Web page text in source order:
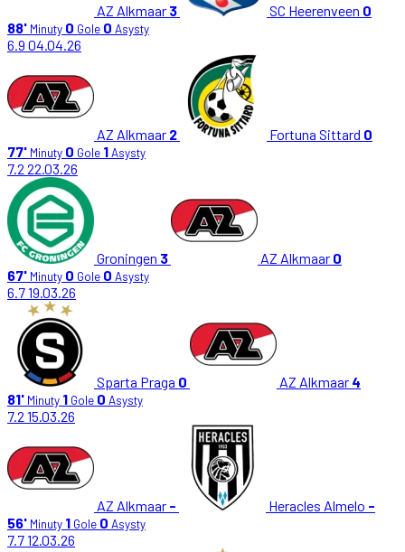
AZ Alkmaar 3 SC Heerenveen 0
88' Minuty 0 Gole 0 Asysty
6.9 04.04.26
AZ Alkmaar 2 Fortuna Sittard 0
77' Minuty 0 Gole 1Asysty
7.2 22.03.26
Groningen 3 AZ Alkmaar 0
67' Minuty 0 Gole 0 Asysty
6.719.03.26
Sparta Praga 0 AZ Alkmaar 4
81' Minuty 1 Gole 0 Asysty
7.2 15.03.26
AZ Alkmaar - Heracles Almelo -
56' Minuty 1 Gole 0 Asysty
7.712.03.26